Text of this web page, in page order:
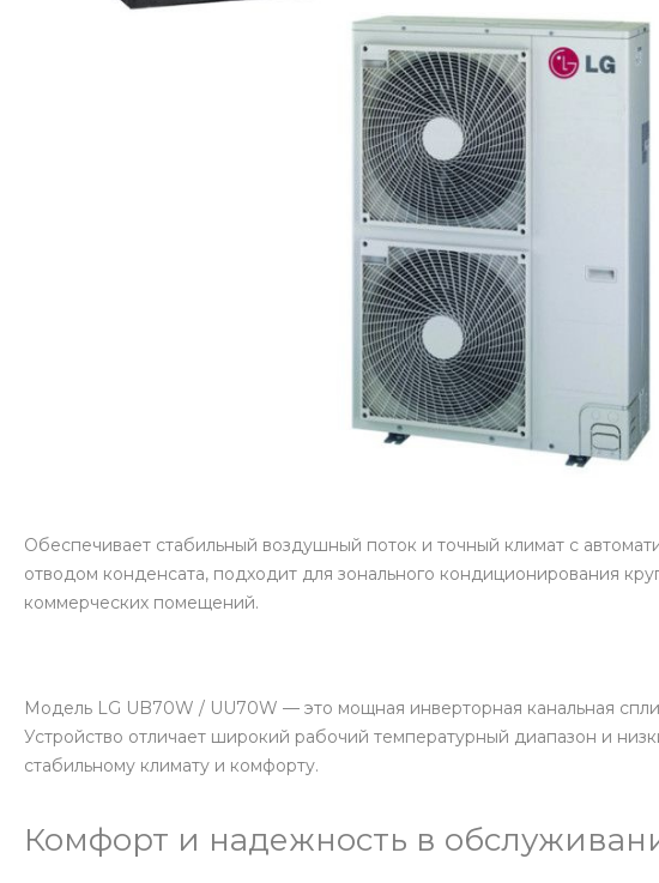
Обеспечивает стабильный воздушный поток и точный климат с
отводом конденсата, подходит для зонального кондиционирования
коммерческих помещений.
Модель LG UB70W / UU70W — это мощная инверторная канальная
Устройство отличает широкий рабочий температурный диапазон и
стабильному климату и комфорту.
Комфорт и надежность в